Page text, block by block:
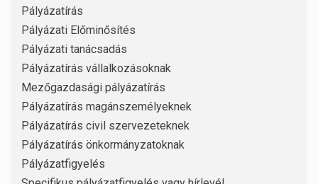
Pályázatírás
Pályázati Előminősítés
Pályázati tanácsadás
Pályázatírás vállalkozásoknak
Mezőgazdasági pályázatírás
Pályázatírás magánszemélyeknek
Pályázatírás civil szervezeteknek
Pályázatírás önkormányzatoknak
Pályázatfigyelés